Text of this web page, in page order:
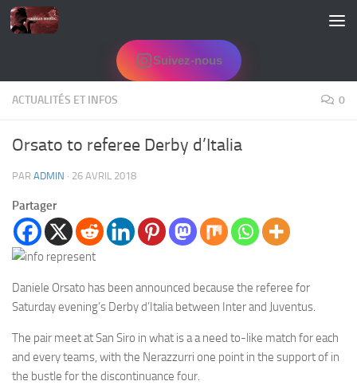
Skip to content
Suivez-nous
ACTUALITÉS ET INFOS 0
Orsato to referee Derby d’Italia
PAR ADMIN · 26 AVRIL 2018
Partager
Daniele Orsato has been announced because the referee for
Saturday evening’s Derby d’Italia between Inter and Juventus.
The pair meet at San Siro in what is a a need to-like match for each
and every teams, with the Nerazzurri one point in the support of in
the bustle for the discontinuance four.